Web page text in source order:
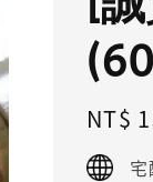
price
NT$